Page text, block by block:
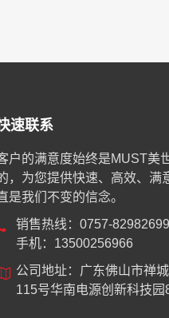
速联系
户的满意度始终是MUST美
，为您提供快速、高效、满
是我们不变的信念。
销售热线：0757-
手机：13500256966
公司地址：广东佛山市禅
115号华南电源创新科技园